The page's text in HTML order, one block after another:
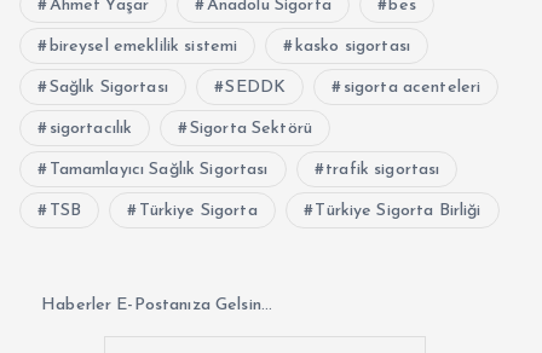
Ahmet Yaşar Anadolu Sigorta bes
bireysel emeklilik sistemi kasko sigortası
Sağlık Sigortası SEDDK sigorta acenteleri
sigortacılık Sigorta Sektörü
Tamamlayıcı Sağlık Sigortası trafik sigortası
TSB Türkiye Sigorta Türkiye Sigorta Birliği
Haberler E-Postanıza Gelsin...